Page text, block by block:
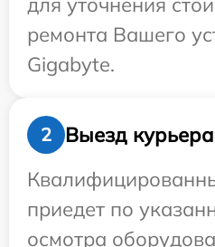
ремонта Вашего
Gigabyte.
2
Выезд
приедет по
осмотра